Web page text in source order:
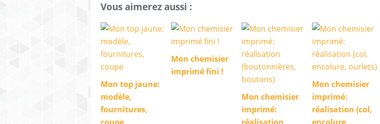
Vous aimerez aussi :
Mon top jaune:
modèle,
fournitures,
Mon chemisier
imprimé fini !
Mon chemisier
imprimé:
Mon chemisier
imprimé:
réalisation (col,